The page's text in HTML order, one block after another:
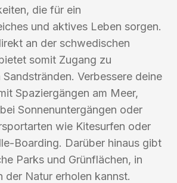
die für ein
und aktives Leben sorgen.
an der schwedischen
somit Zugang zu
Verbessere deine
Spaziergängen am Meer,
Sonnenuntergängen oder
wie Kitesurfen oder
Boarding. Darüber hinaus gibt
Parks und Grünflächen, in
der Natur erholen kannst.